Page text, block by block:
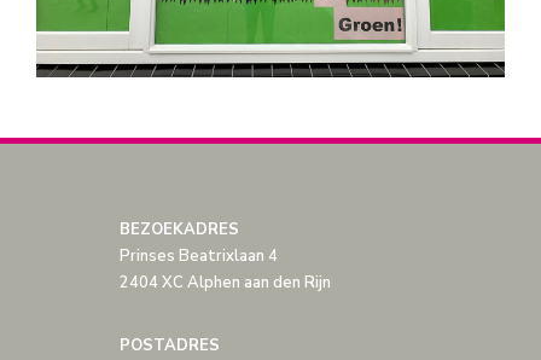
BEZOEKADRES
Prinses Beatrixlaan 4
2404 XC Alphen aan den Rijn
POSTADRES